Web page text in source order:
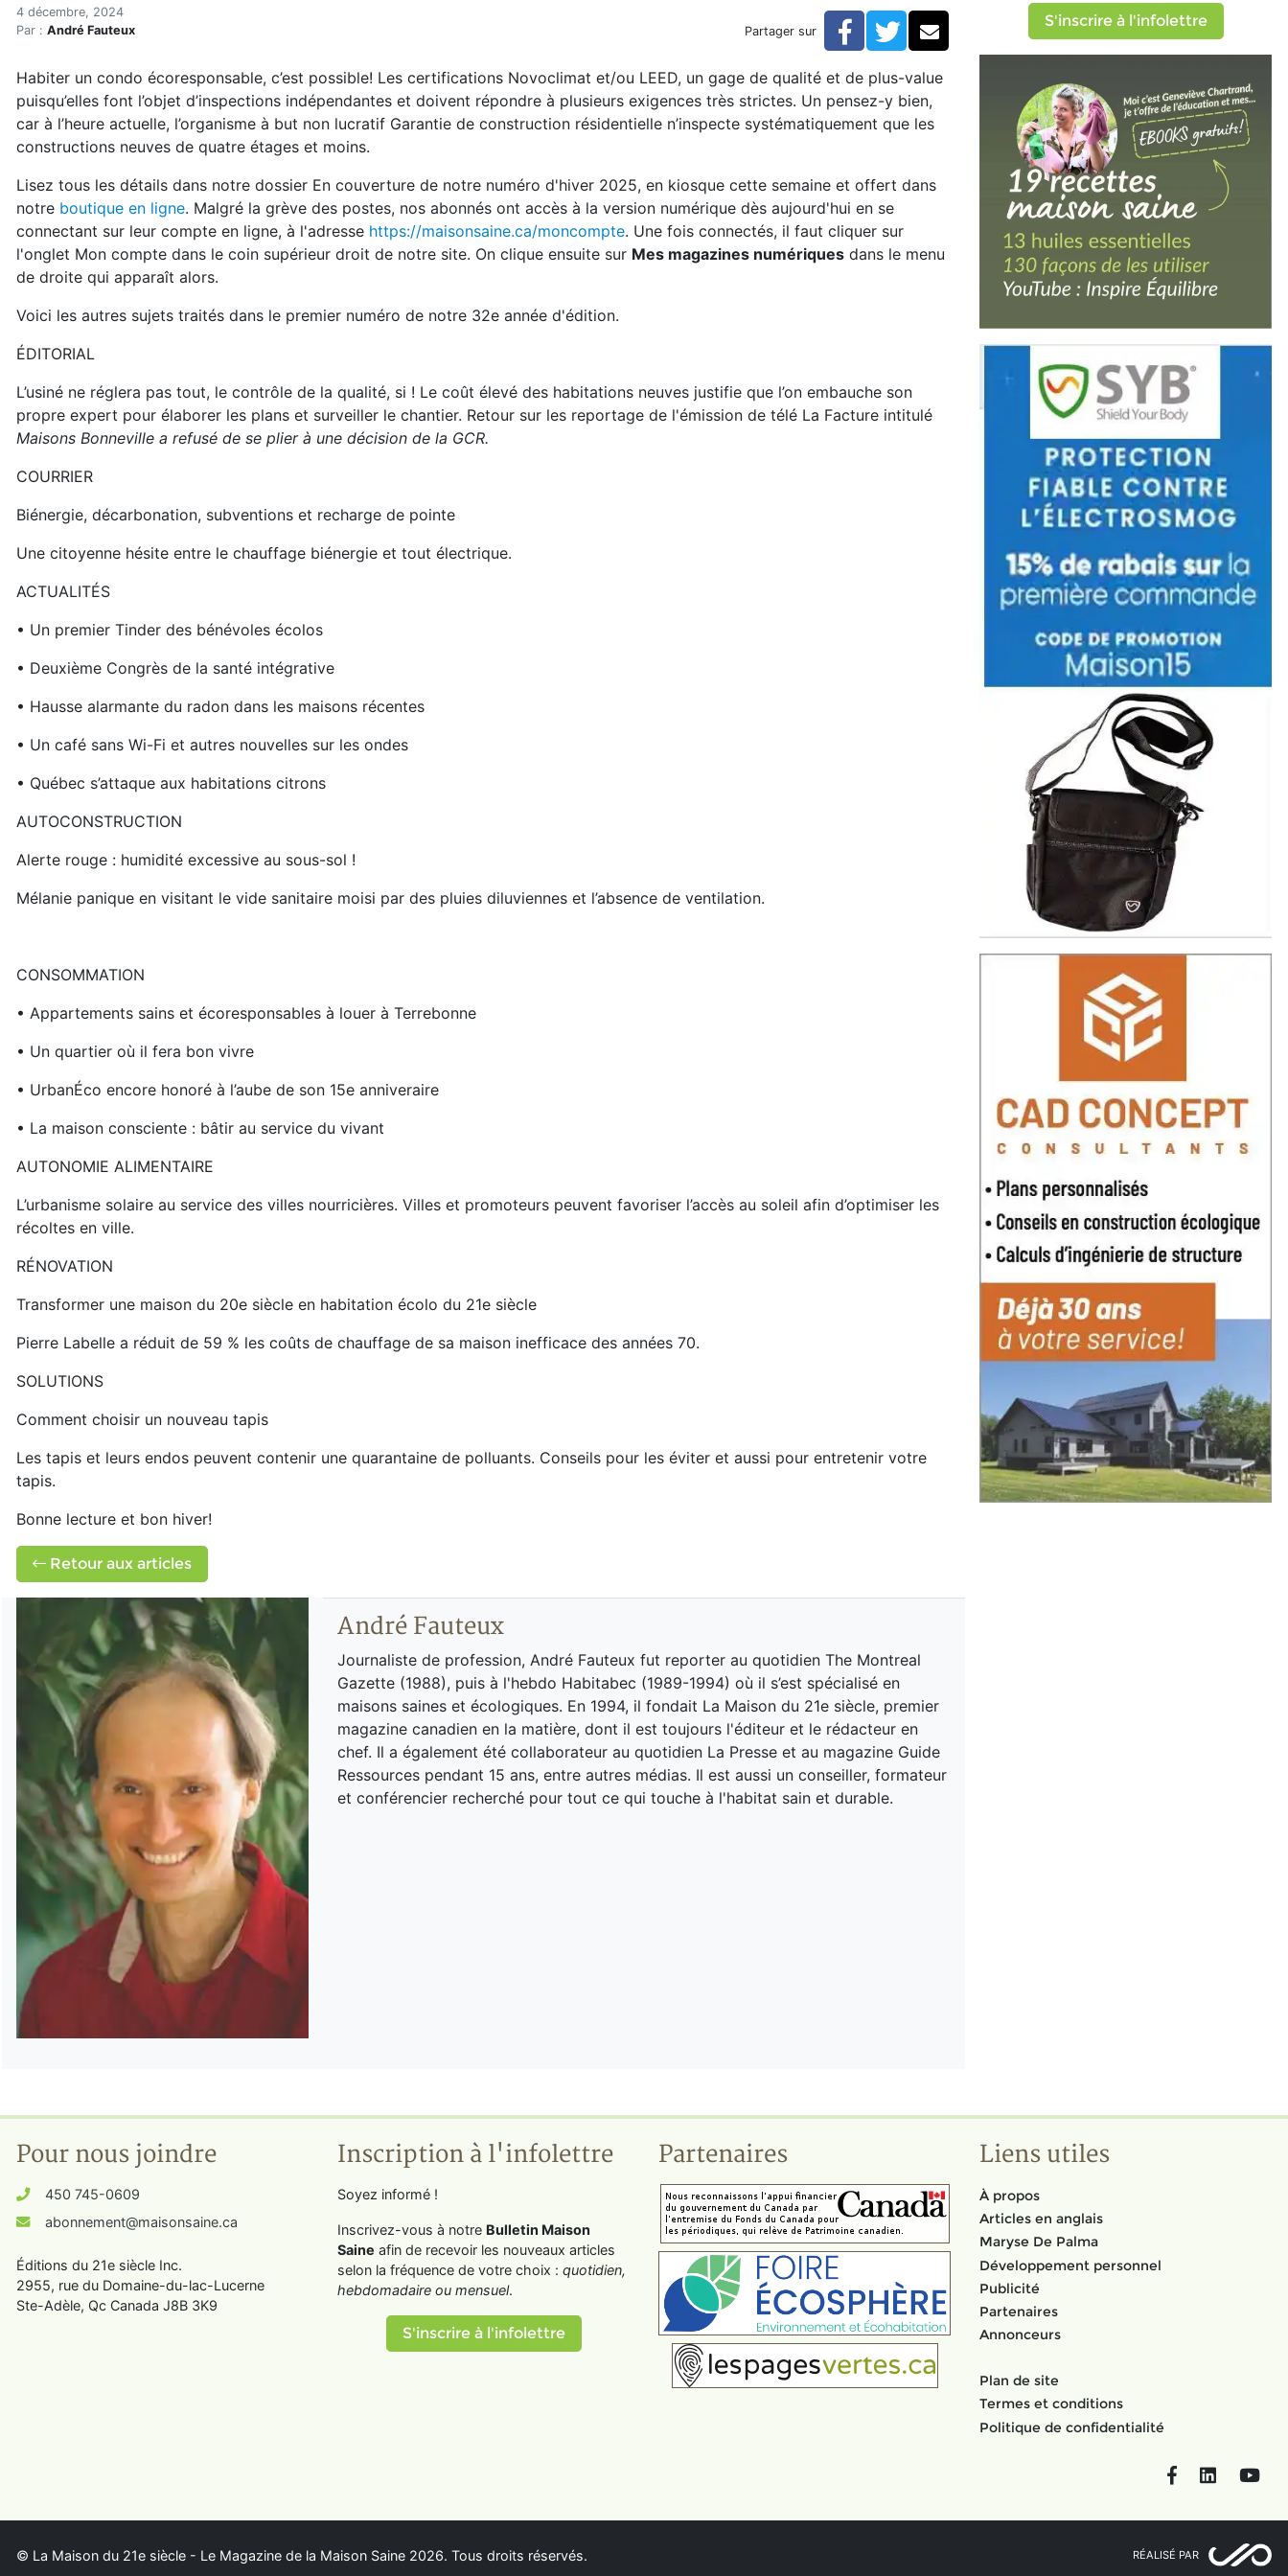
Accueil
En kiosque!
En kiosque : hiver 2025 (condos écolos)
En kiosque : hiver 2025 (condos écolos)
4 décembre, 2024
Par : André Fauteux Partager sur Facebook
TwitterCourriel
Habiter un condo écoresponsable, c’est possible! Les certifications Novoclimat et/ou LEED, un gage de qualité et de plus-value
puisqu’elles font l’objet d’inspections indépendantes et doivent répondre à plusieurs exigences très strictes. Un pensez-y bien,
car à l’heure actuelle, l’organisme à but non lucratif Garantie de construction résidentielle n’inspecte systématiquement que les
constructions neuves de quatre étages et moins.
Lisez tous les détails dans notre dossier En couverture de notre numéro d'hiver 2025, en kiosque cette semaine et offert dans
notre boutique en ligne. Malgré la grève des postes, nos abonnés ont accès à la version numérique dès aujourd'hui en se
connectant sur leur compte en ligne, à l'adresse https://maisonsaine.ca/moncompte. Une fois connectés, il faut cliquer sur
l'onglet Mon compte dans le coin supérieur droit de notre site. On clique ensuite sur Mes magazines numériques dans le menu
de droite qui apparaît alors.
Voici les autres sujets traités dans le premier numéro de notre 32e année d'édition.
ÉDITORIAL
L’usiné ne réglera pas tout, le contrôle de la qualité, si ! Le coût élevé des habitations neuves justifie que l’on embauche son
propre expert pour élaborer les plans et surveiller le chantier. Retour sur les reportage de l'émission de télé La Facture intitulé
Maisons Bonneville a refusé de se plier à une décision de la GCR.
COURRIER
Biénergie, décarbonation, subventions et recharge de pointe
Une citoyenne hésite entre le chauffage biénergie et tout électrique.
ACTUALITÉS
• Un premier Tinder des bénévoles écolos
• Deuxième Congrès de la santé intégrative
• Hausse alarmante du radon dans les maisons récentes
• Un café sans Wi-Fi et autres nouvelles sur les ondes
• Québec s’attaque aux habitations citrons
AUTOCONSTRUCTION
Alerte rouge : humidité excessive au sous-sol !
Mélanie panique en visitant le vide sanitaire moisi par des pluies diluviennes et l’absence de ventilation.
CONSOMMATION
• Appartements sains et écoresponsables à louer à Terrebonne
• Un quartier où il fera bon vivre
• UrbanÉco encore honoré à l’aube de son 15e anniveraire
• La maison consciente : bâtir au service du vivant
AUTONOMIE ALIMENTAIRE
L’urbanisme solaire au service des villes nourricières. Villes et promoteurs peuvent favoriser l’accès au soleil afin d’optimiser les
récoltes en ville.
RÉNOVATION
Transformer une maison du 20e siècle en habitation écolo du 21e siècle
Pierre Labelle a réduit de 59 % les coûts de chauffage de sa maison inefficace des années 70.
SOLUTIONS
Comment choisir un nouveau tapis
Les tapis et leurs endos peuvent contenir une quarantaine de polluants. Conseils pour les éviter et aussi pour entretenir votre
tapis.
Bonne lecture et bon hiver!
Retour aux articles
André Fauteux
Journaliste de profession, André Fauteux fut reporter au quotidien The Montreal
Gazette (1988), puis à l'hebdo Habitabec (1989-1994) où il s’est spécialisé en
maisons saines et écologiques. En 1994, il fondait La Maison du 21e siècle, premier
magazine canadien en la matière, dont il est toujours l'éditeur et le rédacteur en
chef. Il a également été collaborateur au quotidien La Presse et au magazine Guide
Ressources pendant 15 ans, entre autres médias. Il est aussi un conseiller, formateur
et conférencier recherché pour tout ce qui touche à l'habitat sain et durable.
S'inscrire à l'infolettre
Pour nous joindre
450 745-0609
abonnement@maisonsaine.ca
Éditions du 21e siècle Inc.
2955, rue du Domaine-du-lac-Lucerne
Ste-Adèle, Qc Canada J8B 3K9
Inscription à l'infolettre
Soyez informé !
Inscrivez-vous à notre Bulletin Maison
Saine afin de recevoir les nouveaux articles
selon la fréquence de votre choix : quotidien,
hebdomadaire ou mensuel.
S'inscrire à l'infolettre
Partenaires Liens utiles
À propos
Articles en anglais
Maryse De Palma
Développement personnel
Publicité
Partenaires
Annonceurs
Plan de site
Termes et conditions
Politique de confidentialité
FacebookLinkedIn
© La Maison du 21e siècle - Le Magazine de la Maison Saine 2026. Tous droits réservés. RÉALISÉ PAR